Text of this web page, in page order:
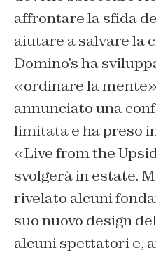
affrontare la sfida
aiutare a salvare la
Domino’sha
«ordinare la
annunciato una
limitata e ha preso
«Live from the
svolgerà in estate.
rivelato alcuni
suo nuovo design
alcuni spettatori e,